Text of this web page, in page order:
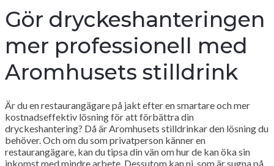
Gör dryckeshanteringen
mer professionell med
Aromhusets stilldrink
Är du en restaurangägare på jakt efter en smartare och mer
kostnadseffektiv lösning för att förbättra din
dryckeshantering? Då är Aromhusets stilldrinkar den lösning du
behöver. Och om du som privatperson känner en
restaurangägare, kan du tipsa din vän om hur de kan öka sin
inkomst med mindre arbete. Dessutom kan ni, som är sugna på